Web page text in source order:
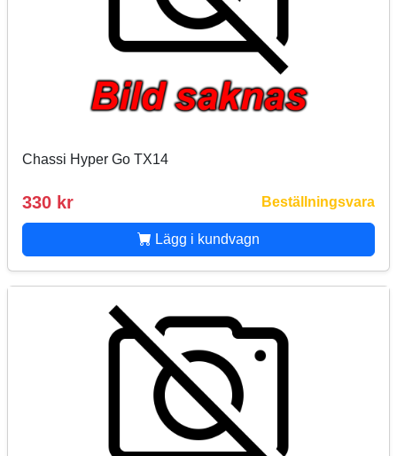
Chassi Hyper Go TX14
330 kr Beställningsvara
Lägg i kundvagn